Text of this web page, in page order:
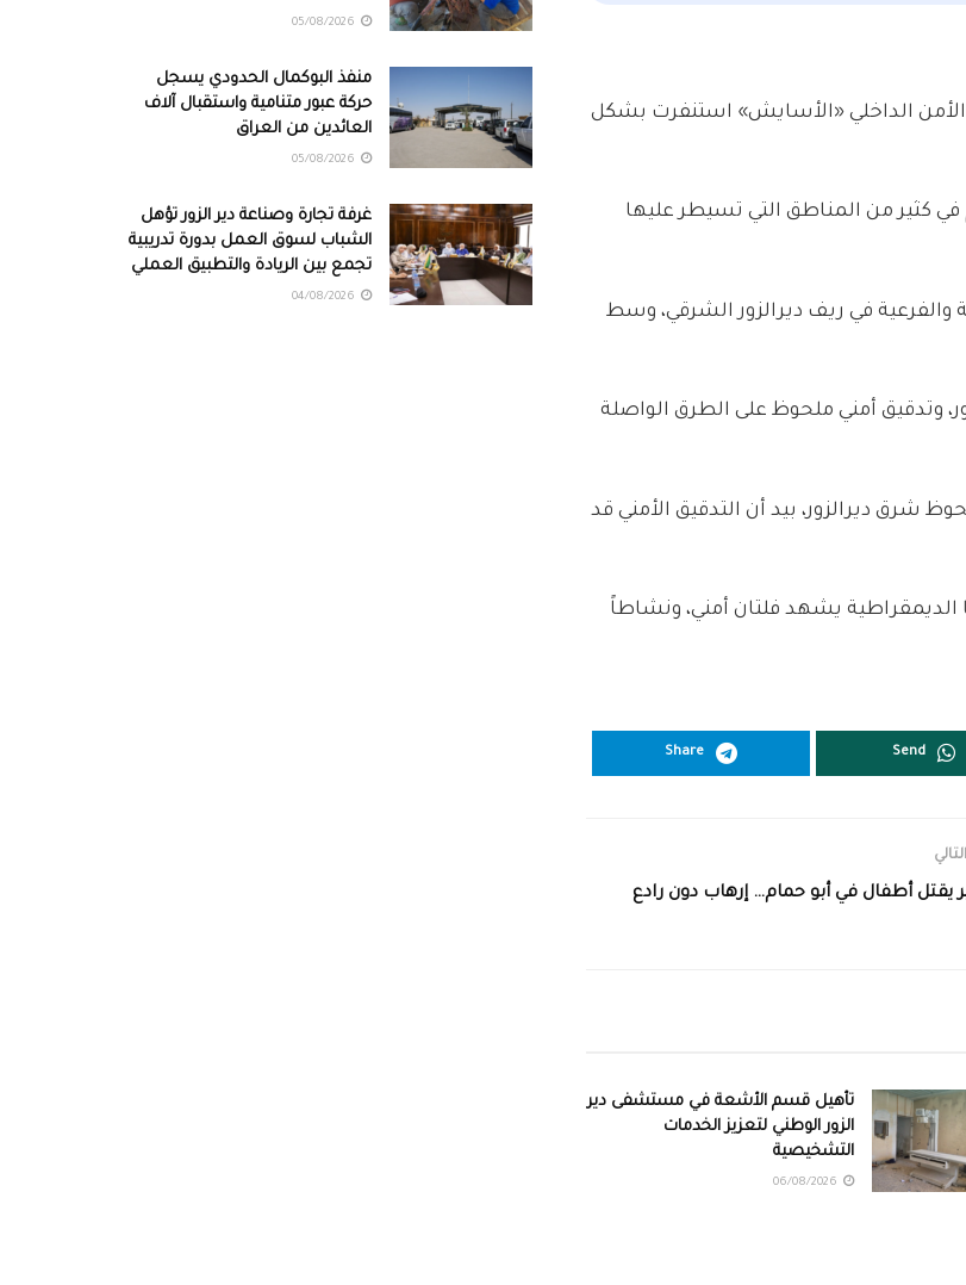
اليوم الأحد، أن قوات الأمن الداخلي «الأسايش» استنفرت بشكل
كثير من المناطق التي تسيطر عليها
والفرعية في ريف ديرالزور الشرقي، وسط
وتدقيق أمني ملحوظ على الطرق الواصلة
شرق ديرالزور، بيد أن التدقيق الأمني قد
يشهد فلتان أمني، ونشاطاً
Send
Share
يقتل أطفال في أبو حمام… إرهاب دون رادع
تأهيل قسم الأشعة في مستشفى دير
الزور الوطني لتعزيز الخدمات
التشخيصية
منفذ البوكمال الحدودي يسجل
حركة عبور متنامية واستقبال آلاف
العائدين من العراق
غرفة تجارة وصناعة دير الزور تؤهل
الشباب لسوق العمل بدورة تدريبية
تجمع بين الريادة والتطبيق العملي